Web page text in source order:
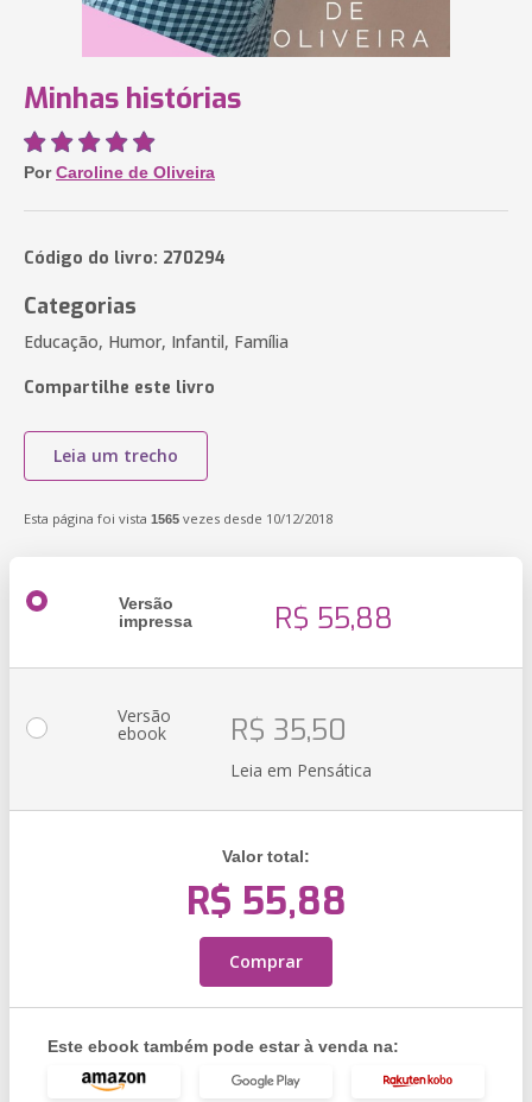
Minhas histórias
PorCaroline de Oliveira
Código do livro: 270294
Categorias
Educação, Humor, Infantil, Família
Compartilhe este livro
Leia um trecho
Esta página foi vista 1565 vezes desde 10/12/2018
Versão
impressa
R$ 55,88
Versão
ebook R$ 35,50
Leia em Pensática
Valor total:
R$ 55,88
Comprar
Este ebook também pode estar à venda na: